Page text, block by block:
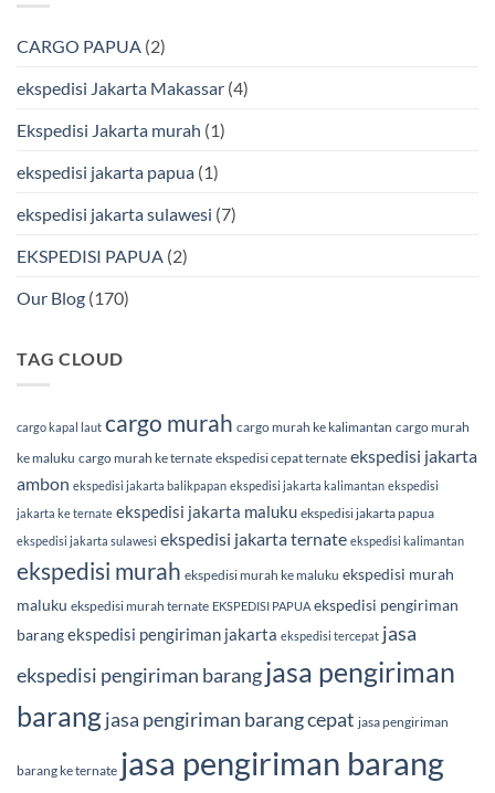
&
Laut
BMP
CARGO PAPUA (2)
ekspedisi Jakarta Makassar (4)
Ekspedisi Jakarta murah (1)
ekspedisi jakarta papua (1)
ekspedisi jakarta sulawesi (7)
EKSPEDISI PAPUA (2)
Our Blog (170)
TAG CLOUD
cargo kapal laut cargo murah cargo murah ke kalimantan cargo murah
ke maluku cargo murah ke ternate ekspedisi cepat ternate ekspedisi jakarta
ambon ekspedisi jakarta balikpapan ekspedisi jakarta kalimantan ekspedisi
jakarta ke ternate ekspedisi jakarta maluku ekspedisi jakarta papua
ekspedisi jakarta sulawesi ekspedisi jakarta ternate ekspedisi kalimantan
ekspedisi murah ekspedisi murah ke maluku ekspedisi murah
maluku ekspedisi murah ternate EKSPEDISI PAPUA ekspedisi pengiriman
barangekspedisi pengiriman jakarta ekspedisi tercepat jasa
ekspedisi pengiriman barangjasa pengiriman
barangjasa pengiriman barang cepat jasa pengiriman
barang ke ternate jasa pengiriman barang